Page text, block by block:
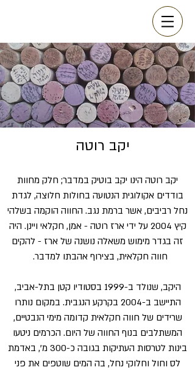
יקב רוטה
יקב רוטה הינו יקב בוטיק במדבר; חלק מחוות
בודדים אקולוגית הנטועה בחולות חלוצה, לגדת
נחל רביבים, אשר ברמת נגב. החווה הוקמה בשלהי
קיץ 2004 על ידי ארז רוטה - אמן, חקלאי ויינן. היה
זה בגדר מימוש משאלה נושנה של ארז - להקים
חווה חקלאית, בצירוף אהבתו למדבר.
היקב, שנולד ב-1999 בסטודיו קטן בתל-אביב,
התיישב ב-2004 בקרקע הנגבית. במקום נותרו
שרידים של חווה חקלאית קדומה מימי הנבטיים,
המשתלבים בנוף החווה של היום. הכרמים ניטעו
בינות לטרסות העתיקות בגובה כ-300 מ', באדמת
לס וחול וחלוקי נחל, בה המים שוטפים את פני